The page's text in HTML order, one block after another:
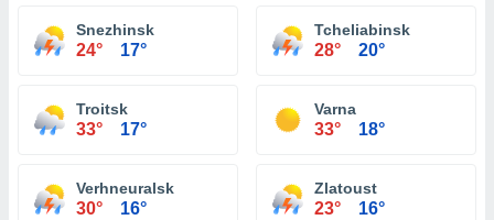
Snezhinsk
24° 17°
Tcheliabinsk
28° 20°
Troitsk
33° 17°
Varna
33° 18°
Verhneuralsk
30° 16°
Zlatoust
23° 16°